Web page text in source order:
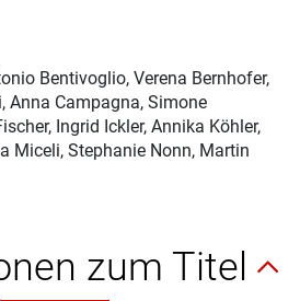
Bentivoglio, Verena Bernhofer,
Anna Campagna, Simone
Ingrid Ickler, Annika Köhler,
Miceli, Stephanie Nonn, Martin
zum Titel